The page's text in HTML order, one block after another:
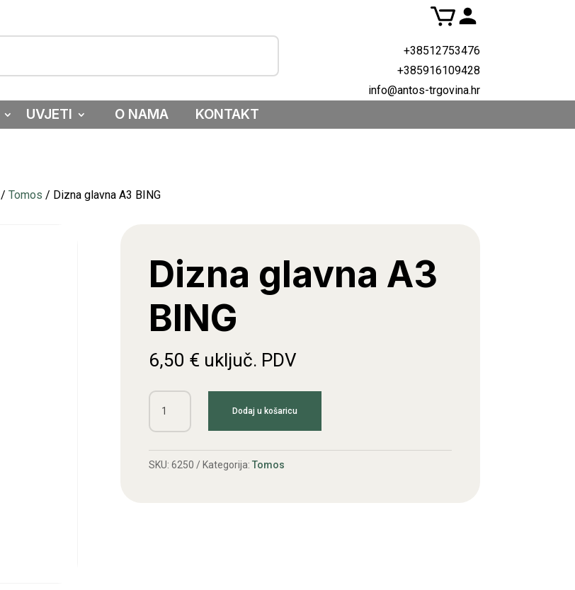
+38512753476
+385916109428
info@antos-trgovina.hr
UVJETI O NAMA KONTAKT
/Tomos / Dizna glavna A3 BING
Dizna glavna A3
BING
6,50 € uključ. PDV
Dizna
glavna
BING
Dodaj u košaricu
SKU: 6250 Kategorija: Tomos